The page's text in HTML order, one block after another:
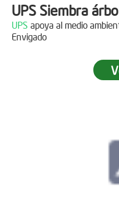
UPS Siembra
UPS apoya al medio
Envigado